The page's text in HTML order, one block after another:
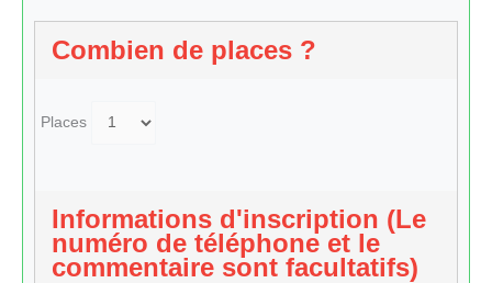
Combien de places ?
Places
Informations d'inscription (Le
numéro de téléphone et le
commentaire sont facultatifs)